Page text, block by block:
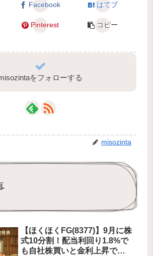
Facebook はてブ
Pinterest コピー
をフォローする
misozinta
【ほくほくFG(8377)】9月に株
式10分割！配当利回り1.8%で
も自社株買いと金利上昇で狙